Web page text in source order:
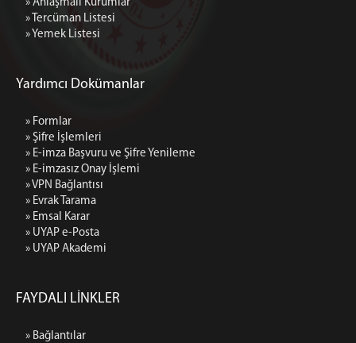
» Anlaşmalı Kurumlar
» Tercüman Listesi
» Yemek Listesi
Yardımcı Dokümanlar
» Formlar
» Şifre İşlemleri
» E-imza Başvuru ve Şifre Yenileme
» E-imzasız Onay İşlemi
» VPN Bağlantısı
» Evrak Tarama
» Emsal Karar
» UYAP e-Posta
» UYAP Akademi
FAYDALI LİNKLER
» Bağlantılar